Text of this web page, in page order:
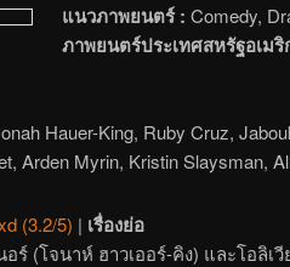
แนวภาพยนตร์ : Comedy,
ภาพยนตร์ประเทศสหรัฐอเม
Hauer-King, Ruby Cruz,
Arden Myrin, Kristin Slaysman,
(3.2/5) | เรื่องย่อ
ร์ (โจนาห์ ฮาวเออร์-คิง) และโอลิเ